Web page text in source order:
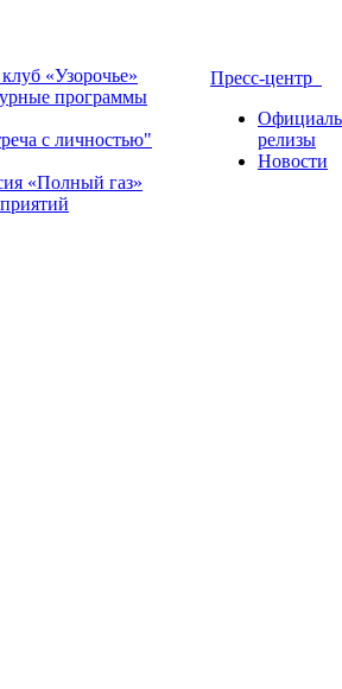
«Узорочье»
программы
с личностью"
«Полный газ»
Пресс-центр
релизы
Новости